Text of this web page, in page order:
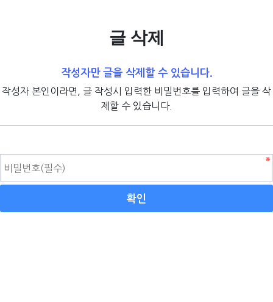
글 삭제
작성자만 글을 삭제할 수 있습니다.
작성자 본인이라면, 글 작성시 입력한 비밀번호를 입력하여 글을 삭
제할 수 있습니다.